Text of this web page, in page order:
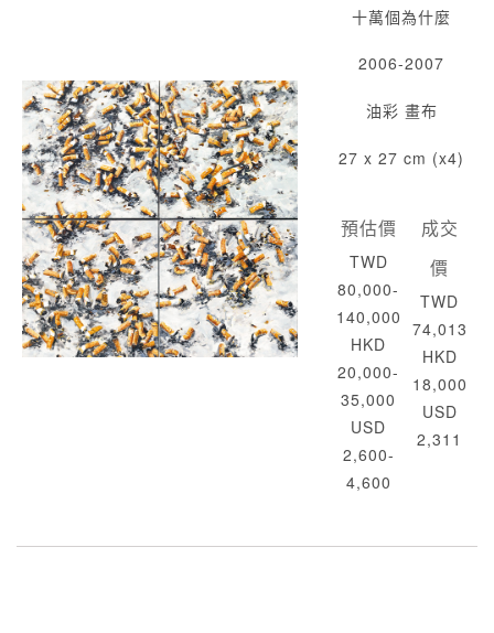
十萬個為什麼
2006-2007
油彩 畫布
27 x 27 cm (x4)
預估價
TWD
80,000-
140,000
HKD
20,000-
35,000
USD
2,600-
4,600
成交
價
TWD
74,013
HKD
18,000
USD
2,311